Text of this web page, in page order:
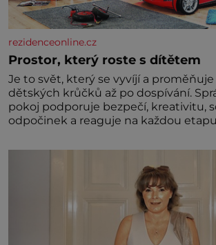
rezidenceonline.cz
Prostor, který roste s dítětem
Je to svět, který se vyvíjí a
dětských krůčků až po dospívání.
pokoj podporuje bezpečí, kreativitu,
odpočinek a reaguje na každou
jednoduchost, měkkost a bezpečí,